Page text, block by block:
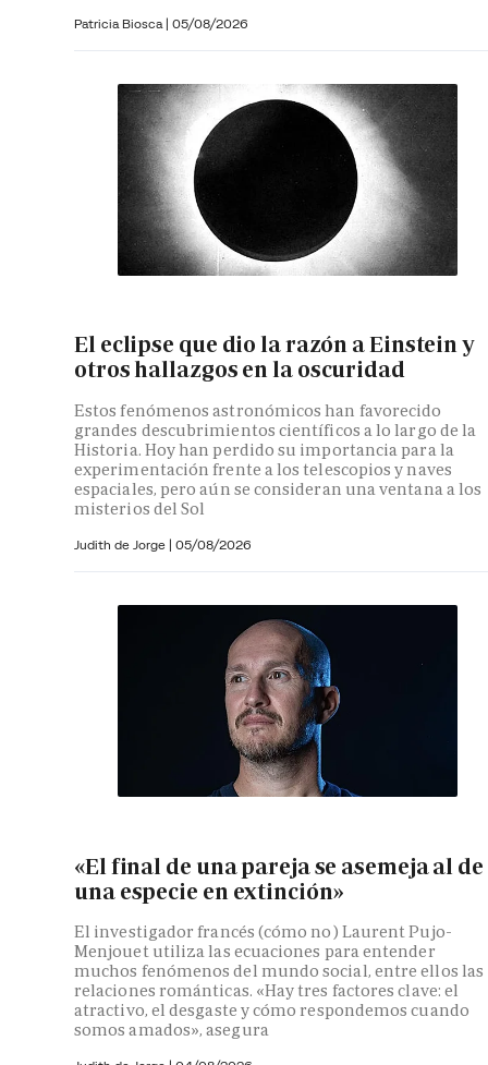
Patricia Biosca | 05/08/2026
El eclipse que dio la razón a Einstein y
otros hallazgos en la oscuridad
Estos fenómenos astronómicos han favorecido
grandes descubrimientos científicos a lo largo de la
Historia. Hoy han perdido su importancia para la
experimentación frente a los telescopios y naves
espaciales, pero aún se consideran una ventana a los
misterios del Sol
Judith de Jorge | 05/08/2026
«El final de una pareja se asemeja al de
una especie en extinción»
El investigador francés (cómo no) Laurent Pujo-
Menjouet utiliza las ecuaciones para entender
muchos fenómenos del mundo social, entre ellos las
relaciones románticas. «Hay tres factores clave: el
atractivo, el desgaste y cómo respondemos cuando
somos amados», asegura